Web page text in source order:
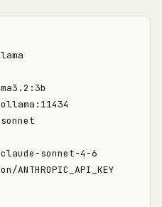
sonnet-4-6
ANTHROPIC_API_KEY